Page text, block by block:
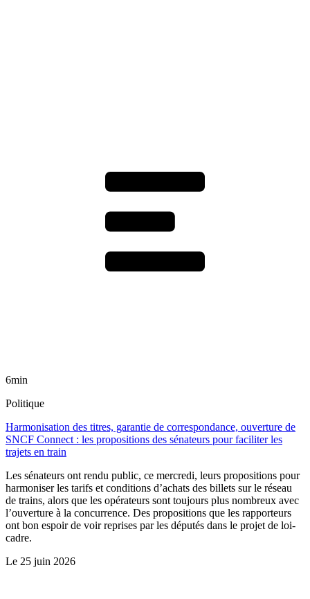
6min
Politique
Harmonisation des titres, garantie de correspondance, ouverture de
SNCF Connect : les propositions des sénateurs pour faciliter les
trajets en train
Les sénateurs ont rendu public, ce mercredi, leurs propositions pour
harmoniser les tarifs et conditions d’achats des billets sur le réseau
de trains, alors que les opérateurs sont toujours plus nombreux avec
l’ouverture à la concurrence. Des propositions que les rapporteurs
ont bon espoir de voir reprises par les députés dans le projet de loi-
cadre.
Le 25 juin 2026